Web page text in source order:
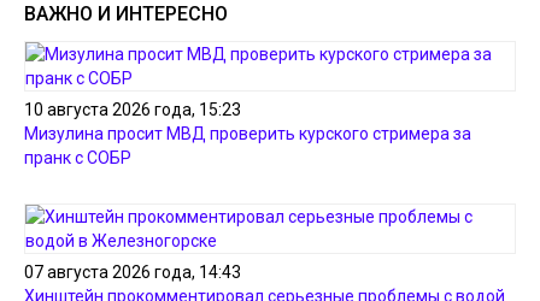
ВАЖНО И ИНТЕРЕСНО
10 августа 2026 года, 15:23
Мизулина просит МВД проверить курского стримера за
пранк с СОБР
07 августа 2026 года, 14:43
Хинштейн прокомментировал серьезные проблемы с водой